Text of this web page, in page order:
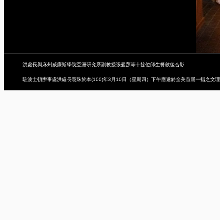
洪處長與麻州威廉斯學院亞洲研究系副教授張曼蓀等十餘位師生餐敘後合影
駐波士頓辦事處洪處長慧珠於本(100)年3月10日（星期四）下午應邀於全美首屈一指之